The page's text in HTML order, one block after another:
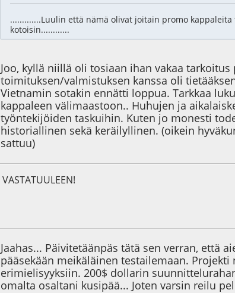
.............Luulin että nämä olivat joitain promo
kotoisin............
Joo, kyllä niillä oli tosiaan ihan vakaa
toimituksen/valmistuksen kanssa oli
Vietnamin sotakin ennätti loppua. Tarkkaa
kappaleen välimaastoon.. Huhujen ja
työntekijöiden taskuihin. Kuten jo monesti
historiallinen sekä keräilyllinen. (oikein
sattuu)
VASTATUULEEN!
Jaahas... Päivitetäänpäs tätä sen verran, että
pääsekään meikäläinen testailemaan.
erimielisyyksiin. 200$ dollarin
omalta osaltani kusipää... Joten varsin reilu